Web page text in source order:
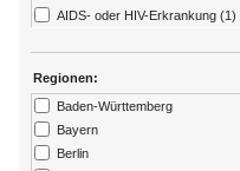
AIDS- oder HIV-Erkrankung (1)
Alzheimer (13)
Amputation (176)
Angststörungen (273)
Arthritis (92)
Regionen:
Baden-Württemberg
Bayern
Berlin